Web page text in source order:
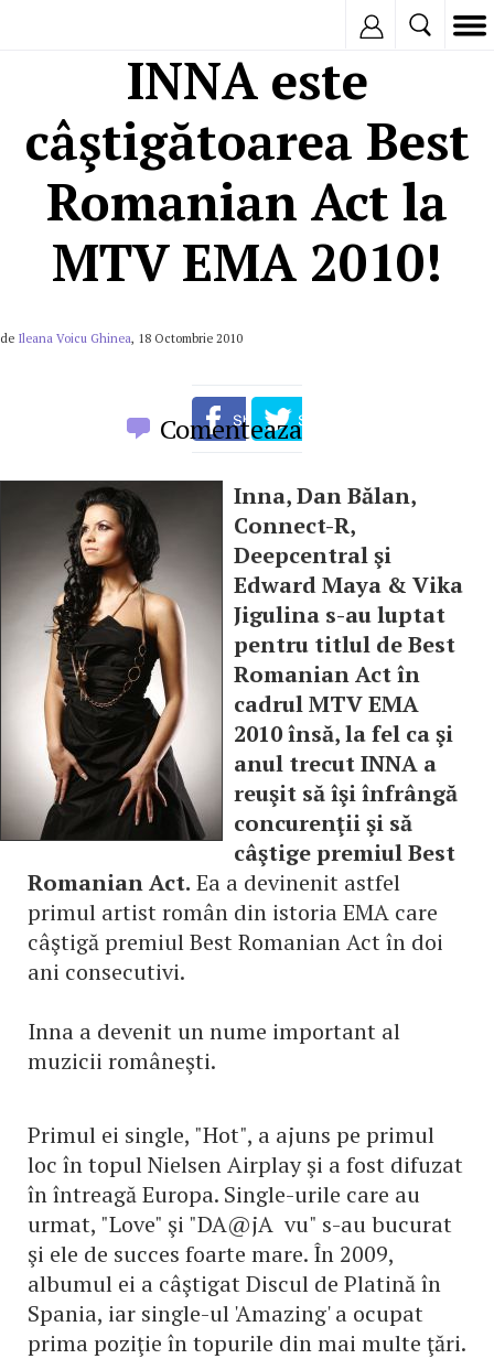
INNA este
câştigătoarea Best
Romanian Act la
MTV EMA 2010!
de Ileana Voicu Ghinea, 18 Octombrie 2010
Comenteaza
Inna, Dan Bălan,
Connect-R,
Deepcentral şi
Edward Maya & Vika
Jigulina s-au luptat
pentru titlul de Best
Romanian Act în
cadrul MTV EMA
2010 însă, la fel ca şi
anul trecut INNA a
reuşit să îşi înfrângă
concurenţii şi să
câştige premiul Best
Romanian Act. Ea a devinenit astfel
primul artist român din istoria EMA care
câştigă premiul Best Romanian Act în doi
ani consecutivi.
Inna a devenit un nume important al
muzicii româneşti.
Primul ei single, "Hot", a ajuns pe primul
loc în topul Nielsen Airplay şi a fost difuzat
în întreagă Europa. Single-urile care au
urmat, "Love" şi "DA@jA vu" s-au bucurat
şi ele de succes foarte mare. În 2009,
albumul ei a câştigat Discul de Platină în
Spania, iar single-ul 'Amazing' a ocupat
prima poziţie în topurile din mai multe ţări.